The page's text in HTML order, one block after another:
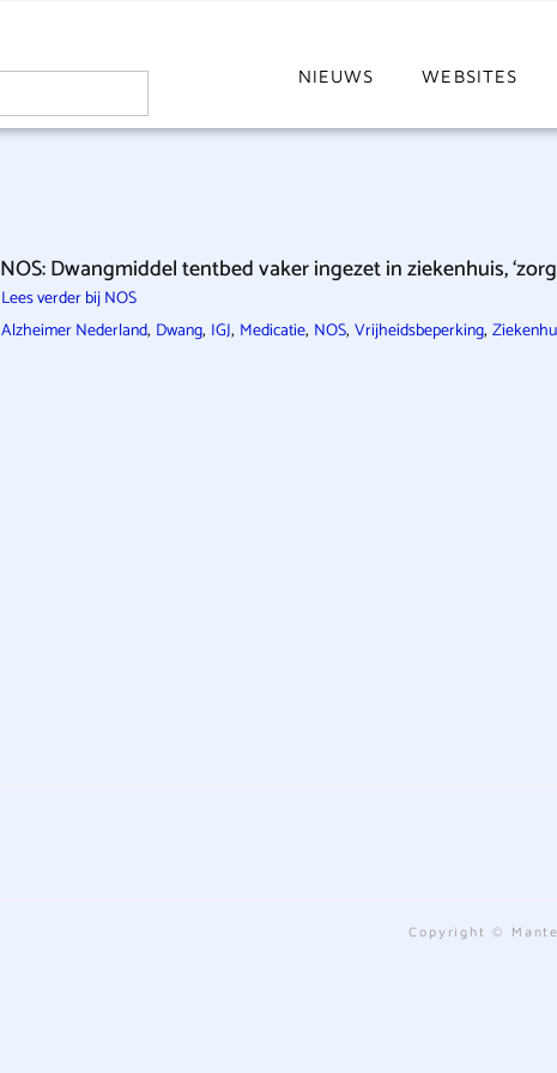
NIEUWS WEBSITES
NOS: Dwangmiddel tentbed vaker ingezet in ziekenhuis,
Lees verder bij NOS
Alzheimer Nederland, Dwang, IGJ, Medicatie, NOS, Vrijheidsbeperking,
Copyright ©